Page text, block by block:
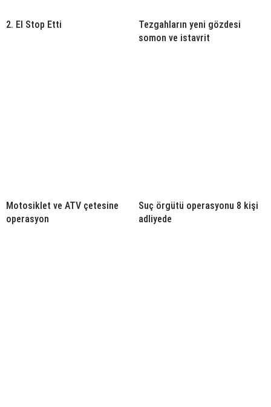
2. El Stop Etti
Tezgahların yeni gözdesi
somon ve istavrit
Motosiklet ve ATV çetesine
operasyon
Suç örgütü operasyonu 8 kişi
adliyede